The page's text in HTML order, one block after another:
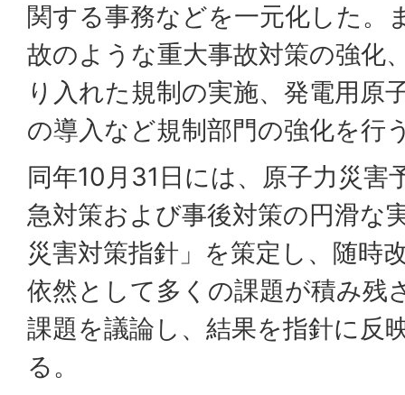
関する事務などを一元化した。
故のような重大事故対策の強化
り入れた規制の実施、発電用原
の導入など規制部門の強化を行
同年10月31日には、原子力災害
急対策および事後対策の円滑な
災害対策指針」を策定し、随時
依然として多くの課題が積み残
課題を議論し、結果を指針に反
る。